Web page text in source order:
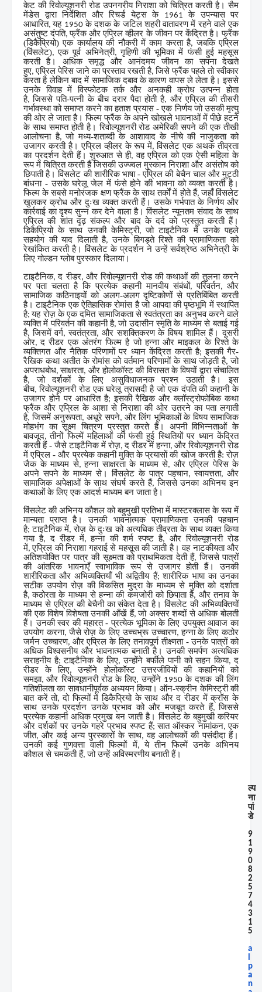
केट की रिवोल्यूशनरी रोड उपनगरीय निराशा को चित्रित करती है। सैम
मेंडेस द्वारा निर्देशित और रिचर्ड येट्स के
1961 के उपन्यास पर
आधारित,यह 1950के दशक के जटिल शहरी वातावरण में रहने वाले एक
असंतुष्ट दंपति,फ्रैंक और एप्रिल व्हीलर के जीवन पर केंद्रित है। फ्रैंक
(डिकैप्रियो) एक कार्यालय की नौकरी में काम करता है,जबकि एप्रिल
(विंसलेट),एक पूर्व अभिनेत्री,गृहिणी की भूमिका में फंसी हुई महसूस
करती है। अधिक समृद्ध और आनंदमय जीवन का सपना देखते
हुए,एप्रिल पेरिस जाने का प्रस्ताव रखती है,जिसे फ्रैंक पहले तो स्वीकार
करता है लेकिन बाद में सामाजिक दबाव के कारण वापस ले लेता है। इससे
उनके विवाह में विस्फोटक तर्क और अनकही क्रोध उत्पन्न होता
है,जिससे पति-पत्नी के बीच दरार पैदा होती है, और एप्रिल की तीसरी
गर्भावस्था को समाप्त करने का हताश प्रयास - एक निर्णय जो उसकी मृत्यु
की ओर ले जाता है। फिल्म फ्रैंक के अपने खोखले भावनाओं में पीछे हटने
के साथ समाप्त होती है। रिवोल्यूशनरी रोड अमेरिकी सपने की एक तीखी
आलोचना है,जो मध्य-शताब्दी के आशावाद के नीचे की नाजुकता को
उजागर करती है। एप्रिल व्हीलर के रूप में,विंसलेट एक अथक तीव्रता
का प्रदर्शन देती हैं। शुरुआत से ही,वह एप्रिल को एक ऐसी महिला के
रूप में चित्रित करती हैं जिसकी उज्ज्वल मुस्कान निराशा और असंतोष को
छिपाती है। विंसलेट की शारीरिक भाषा - एप्रिल की बेचैन चाल और मुट्ठी
बांधना - उसके घरेलू जेल में फंसे होने की भावना को व्यक्त करती है।
फिल्म के सबसे मनोरंजक क्षण फ्रैंक के साथ तर्कों में होते हैं,जहाँ विंसलेट
खुलकर क्रोध और दुःख व्यक्त करती हैं। उसके गर्भपात के निर्णय और
कार्रवाई का दृश्य सुन्न कर देने वाला है। विंसलेट न्यूनतम संवाद के साथ
एप्रिल की शांत दृढ़ संकल्प और बाद के दर्द को प्रस्तुत करती हैं।
डिकैप्रियो के साथ उनकी केमिस्ट्री,जो टाइटैनिक में उनके पहले
सहयोग की याद दिलाती है,उनके बिगड़ते रिश्ते की प्रामाणिकता को
रेखांकित करती है। विंसलेट के प्रदर्शन ने उन्हें सर्वश्रेष्ठ अभिनेत्री के
लिए गोल्डन ग्लोब पुरस्कार दिलाया।
टाइटैनिक,द रीडर, और रिवोल्यूशनरी रोड की कथाओं की तुलना करने
पर पता चलता है कि प्रत्येक कहानी मानवीय संबंधों,परिवर्तन, और
सामाजिक कठिनाइयों को अलग-अलग दृष्टिकोणों से प्रतिबिंबित करती
है। टाइटैनिक एक ऐतिहासिक रोमांस है जो आपदा की पृष्ठभूमि में स्थापित
है;यह रोज़ के एक दमित सामाजिकता से स्वतंत्रता का अनुभव करने वाले
व्यक्ति में परिवर्तन की कहानी है,जो उदासीन स्मृति के माध्यम से बताई गई
है,जिसमें वर्ग,स्वतंत्रता, और सशक्तिकरण के विषय शामिल हैं। दूसरी
ओर,द रीडर एक अंतरंग फिल्म है जो हन्ना और माइकल के रिश्ते के
व्यक्तिगत और नैतिक परिणामों पर ध्यान केंद्रित करती है;इसकी गैर-
रैखिक कथा अतीत के रोमांस को वर्तमान परिणामों के साथ जोड़ती है,जो
अपराधबोध,साक्षरता, और होलोकॉस्ट की विरासत के विषयों द्वारा संचालित
है,जो दर्शकों के लिए असुविधाजनक प्रश्न उठाती है। इस
बीच,रिवोल्यूशनरी रोड एक घरेलू त्रासदी है जो एक दंपति की कहानी के
उजागर होने पर आधारित है;इसकी रैखिक और क्लॉस्ट्रोफोबिक कथा
फ्रैंक और एप्रिल के आशा से निराशा की ओर उतरने का पता लगाती
है,जिसमें अनुरूपता, अधूरे सपने, और लिंग भूमिकाओं के विषय सामाजिक
मोहभंग का सूक्ष्म चित्रण प्रस्तुत करते हैं। अपनी विभिन्नताओं के
बावजूद,तीनों फिल्में महिलाओं की फंसी हुई स्थितियों पर ध्यान केंद्रित
करती हैं - जैसे टाइटैनिक में रोज़,द रीडर में हन्ना, और रिवोल्यूशनरी रोड
में एप्रिल - और प्रत्येक कहानी मुक्ति के प्रयासों की खोज करती है: रोज़
जैक के माध्यम से,हन्ना साक्षरता के माध्यम से, और एप्रिल पेरिस के
अपने सपने के माध्यम से। विंसलेट के पात्र पहचान,स्वायत्तता, और
सामाजिक अपेक्षाओं के साथ संघर्ष करते हैं,जिससे उनका अभिनय इन
कथाओं के लिए एक आदर्श माध्यम बन जाता है।
विंसलेट की अभिनय कौशल को बहुमुखी प्रतिभा में मास्टरक्लास के रूप में
मान्यता प्राप्त है। उनकी भावनात्मक प्रामाणिकता उनकी पहचान
है;टाइटैनिक में,रोज़ के दुःख को अत्यधिक तीव्रता के साथ व्यक्त किया
गया है,द रीडर में,हन्ना की शर्म स्पष्ट है, और रिवोल्यूशनरी रोड
में,एप्रिल की निराशा गहराई से महसूस की जाती है। वह नाटकीयता और
अतिशयोक्ति पर पात्र की सूक्ष्मता को प्राथमिकता देती हैं,जिससे पात्रों
की आंतरिक भावनाएँ स्वाभाविक रूप से उजागर होती हैं। उनकी
शारीरिकता और अभिव्यक्तियाँ भी अद्वितीय हैं;शारीरिक भाषा का उनका
सटीक उपयोग रोज़ की विकसित मुद्रा के माध्यम से मुक्ति को दर्शाता
है,कठोरता के माध्यम से हन्ना की कमजोरी को छिपाता है, और तनाव के
माध्यम से एप्रिल की बेचैनी का संकेत देता है। विंसलेट की अभिव्यक्तियों
की एक विशेष विशेषता उनकी आँखें हैं,जो अक्सर शब्दों से अधिक बोलती
हैं। उनकी स्वर की महारत - प्रत्येक भूमिका के लिए उपयुक्त आवाज का
उपयोग करना,जैसे रोज़ के लिए उच्चभ्रू उच्चारण,हन्ना के लिए कठोर
जर्मन उच्चारण, और एप्रिल के लिए तनावपूर्ण तीक्ष्णता - उनके पात्रों को
अधिक विश्वसनीय और भावनात्मक बनाती है। उनकी समर्पण अत्यधिक
सराहनीय है;टाइटैनिक के लिए,उन्होंने बर्फीले पानी को सहन किया,द
रीडर के लिए,उन्होंने होलोकॉस्ट उत्तरजीवियों की कहानियों को
समझा,और रिवोल्यूशनरी रोड के लिए,उन्होंने 1950के दशक की लिंग
गतिशीलता का सावधानीपूर्वक अध्ययन किया। ऑन-स्क्रीन केमिस्ट्री की
बात करें तो,दो फिल्मों में डिकैप्रियो के साथ और द रीडर में क्रॉस के
साथ उनके प्रदर्शन उनके प्रभाव को और मजबूत करते हैं,जिससे
प्रत्येक कहानी अधिक प्रमुख बन जाती है। विंसलेट के बहुमुखी करियर
और दर्शकों पर उनके गहरे प्रभाव स्पष्ट हैं;सात ऑस्कर नामांकन,एक
जीत, और कई अन्य पुरस्कारों के साथ,वह आलोचकों की पसंदीदा हैं।
उनकी कई गुणवत्ता वाली फिल्मों में,ये तीन फिल्में उनके अभिनय
कौशलसे चमकतीहैं,जो उन्हें अविस्मरणीय बनाती हैं।
ल्प
ना
पां
डे
9
1
9
0
8
2
5
7
4
3
1
5
a
p
a
n